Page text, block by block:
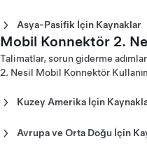
Amerika (Español)
3. Nesil Mobil Konnektör
Amerika (Français)
(Català)
3. Nesil Mobil Konnektör
(Dansk)
3. Nesil Mobil Konnektör
(Deutsch)
(Eesti)
(English)
Asya-Pasifik İçin Kaynaklar
3. Nesil Mobil Konnektör
(English)
3. Nesil Mobil Konnektör
Mobil Konnektör 2.
Talimatlar, sorun giderme
2. Nesil Mobil Konnektör
Kuzey Amerika İçin
Amerika (English)
Avrupa ve Orta Doğu İçin